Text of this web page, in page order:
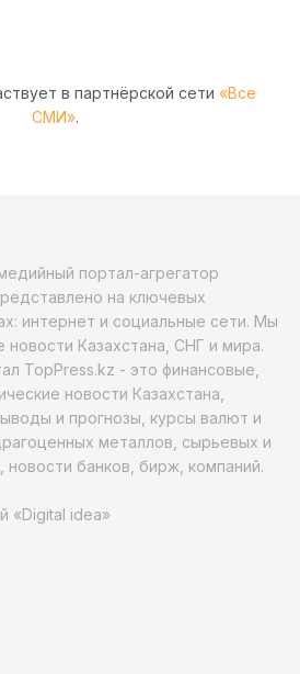
в партнёрской сети «Все
СМИ».
портал-агрегатор
на ключевых
интернет и социальные сети. Мы
новости Казахстана, СНГ и мира.
TopPress.kz - это финансовые,
новости Казахстана,
и прогнозы, курсы валют и
металлов, сырьевых и
банков, бирж, компаний.
«Digital idea»